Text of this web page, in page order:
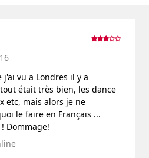
j'ai vu a Londres il y a
était très bien, les dance
etc, mais alors je ne
le faire en Français ...
Dommage!